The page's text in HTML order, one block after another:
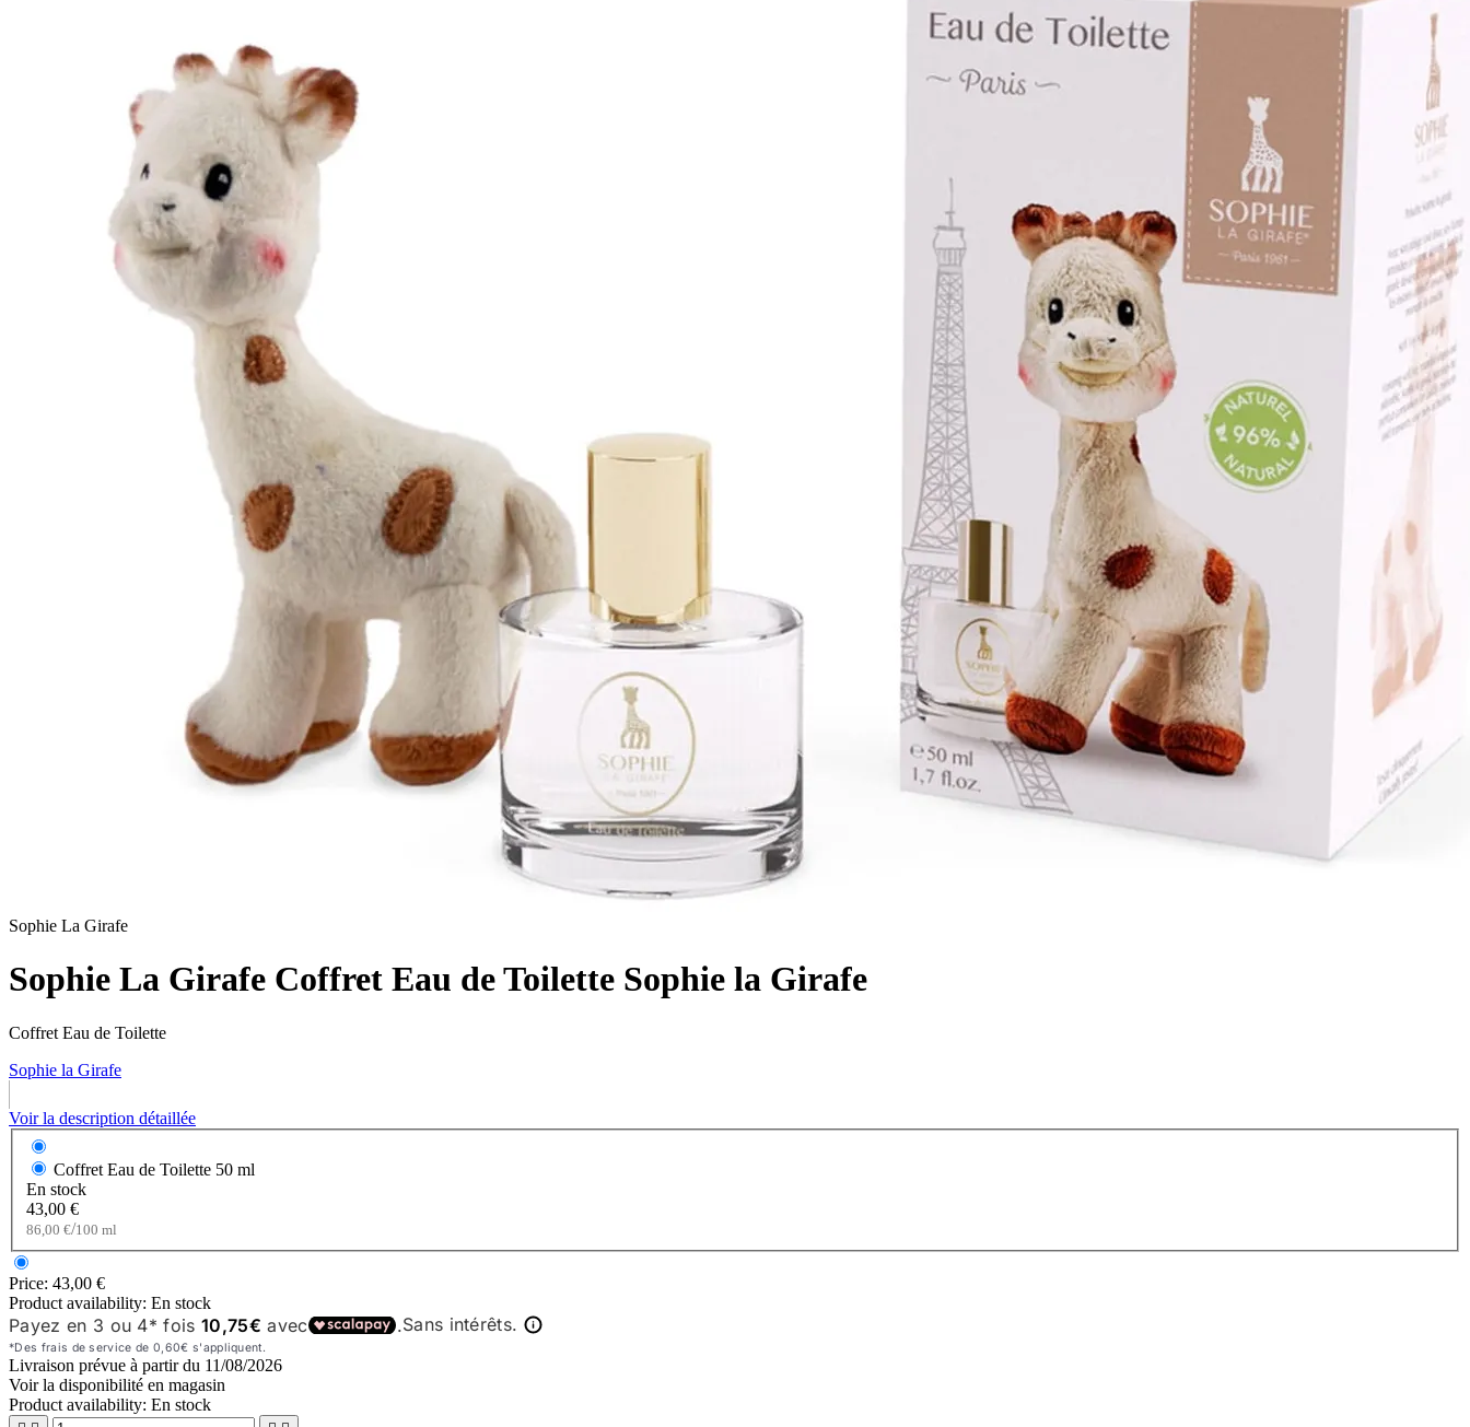
Sophie La Girafe
Sophie La Girafe Coffret Eau de Toilette Sophie la Girafe
Coffret Eau de Toilette
Sophie la Girafe
Voir la description détaillée
Coffret Eau de Toilette 50 ml
En stock
43,00 €
86,00 €/100 ml
Price: 43,00 €
Product availability: En stock
Livraison prévue à partir du 11/08/2026
Voir la disponibilité en magasin
Product availability: En stock